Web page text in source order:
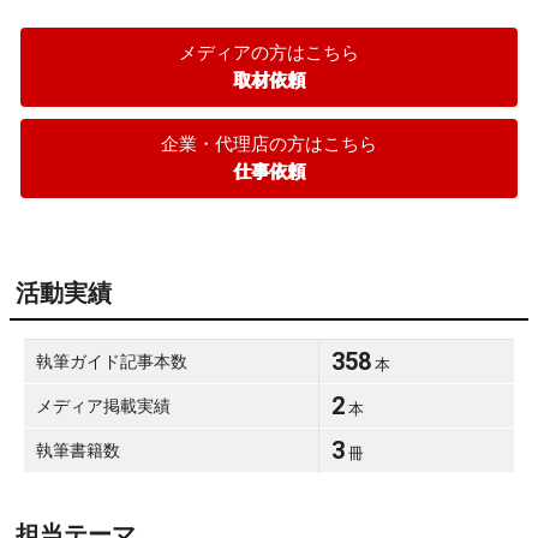
メディアの方はこちら
取材依頼
企業・代理店の方はこちら
仕事依頼
活動実績
執筆ガイド記事本数 358 本
メディア掲載実績 2 本
執筆書籍数 3 冊